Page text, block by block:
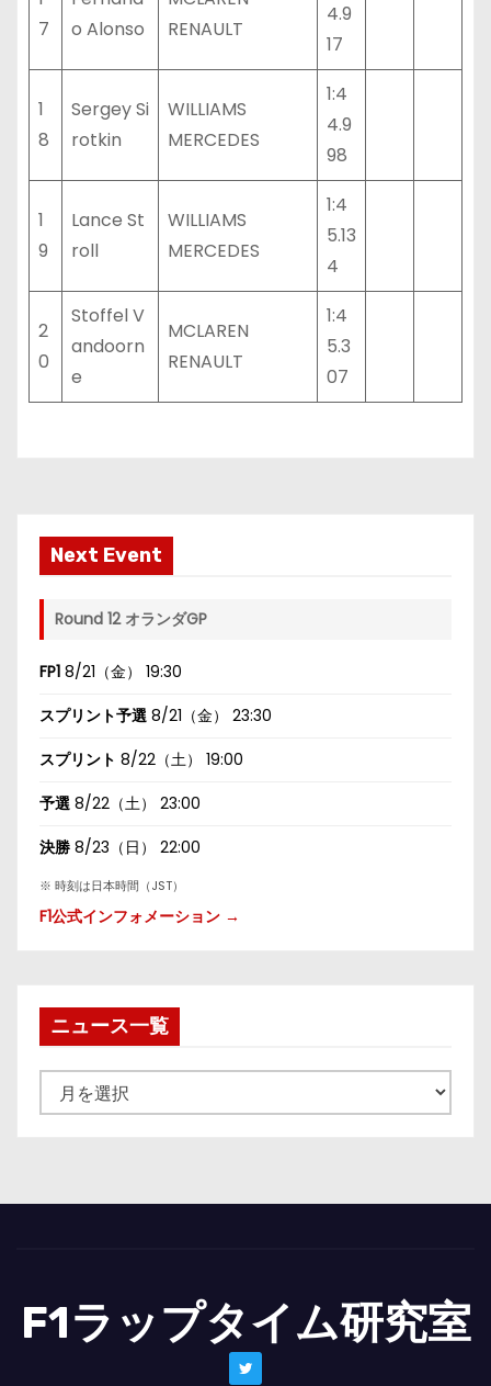
7
o Alonso
RENAULT
4.9
17
1
8
Sergey Si
rotkin
WILLIAMS
MERCEDES
1:4
4.9
98
1
9
Lance St
roll
WILLIAMS
MERCEDES
1:4
5.13
4
2
0
Stoffel V
andoorn
e
MCLAREN
RENAULT
1:4
5.3
07
Next Event
Round 12 オランダGP
FP1 8/21（金） 19:30
スプリント予選 8/21（金） 23:30
スプリント 8/22（土） 19:00
予選 8/22（土） 23:00
決勝 8/23（日） 22:00
※ 時刻は日本時間（JST）
F1公式インフォメーション →
ニュース一覧
ュ
一
F1ラップタイム研究室